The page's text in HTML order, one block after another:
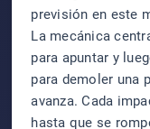
previsión en este
La mecánica
para apuntar y
para demoler una
avanza. Cada
hasta que se